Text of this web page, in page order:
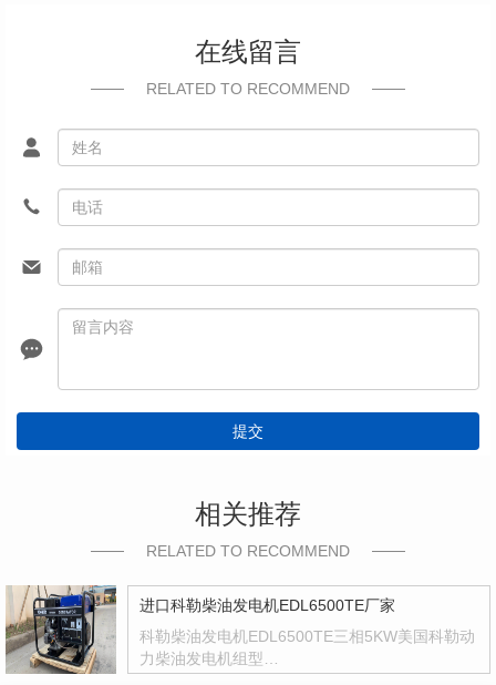
在线留言
RELATED TO RECOMMEND
提交
相关推荐
RELATED TO RECOMMEND
进口科勒柴油发电机EDL6500TE厂家
科勒柴油发电机EDL6500TE三相5KW美国科勒动
力柴油发电机组型…